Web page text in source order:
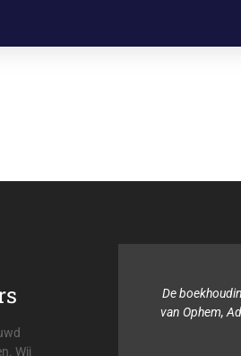
Wij
orde is essentieel voor mijn organisatie.
zorgt ervoor dat ik mijn tijd in
kan steken als de boekhouding.